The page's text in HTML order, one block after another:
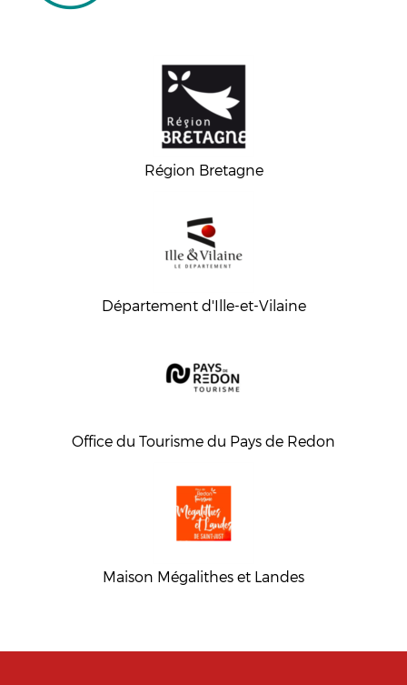
Région Bretagne
Département d'Ille-et-Vilaine
Office du Tourisme du Pays de Redon
Maison Mégalithes et Landes